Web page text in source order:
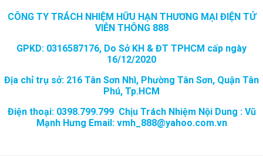
CÔNG TY TRÁCH NHIỆM HỮU HẠN THƯƠNG MẠI ĐIỆN TỬ
VIỄN THÔNG 888
GPKD: 0316587176, Do Sở KH & ĐT TPHCM cấp ngày
16/12/2020
Địa chỉ trụ sở: 216 Tân Sơn Nhì, Phường Tân Sơn, Quận Tân
Phú, Tp.HCM
Điện thoại: 0398.799.799 Chịu Trách Nhiệm Nội Dung : Vũ
Mạnh Hưng Email: vmh_888@yahoo.com.vn